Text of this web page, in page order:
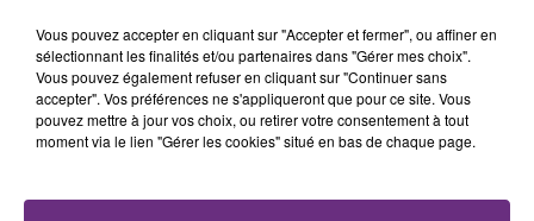
justifiée par la sécheresse intense qui est toujours
présente.
Vous pouvez accepter en cliquant sur "Accepter et fermer", ou affiner en
sélectionnant les finalités et/ou partenaires dans "Gérer mes choix".
Vous pouvez également refuser en cliquant sur "Continuer sans
accepter". Vos préférences ne s'appliqueront que pour ce site. Vous
pouvez mettre à jour vos choix, ou retirer votre consentement à tout
moment via le lien "Gérer les cookies" situé en bas de chaque page.